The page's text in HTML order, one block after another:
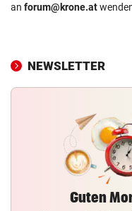
an forum@krone.at
NEWSLETTER
Guten